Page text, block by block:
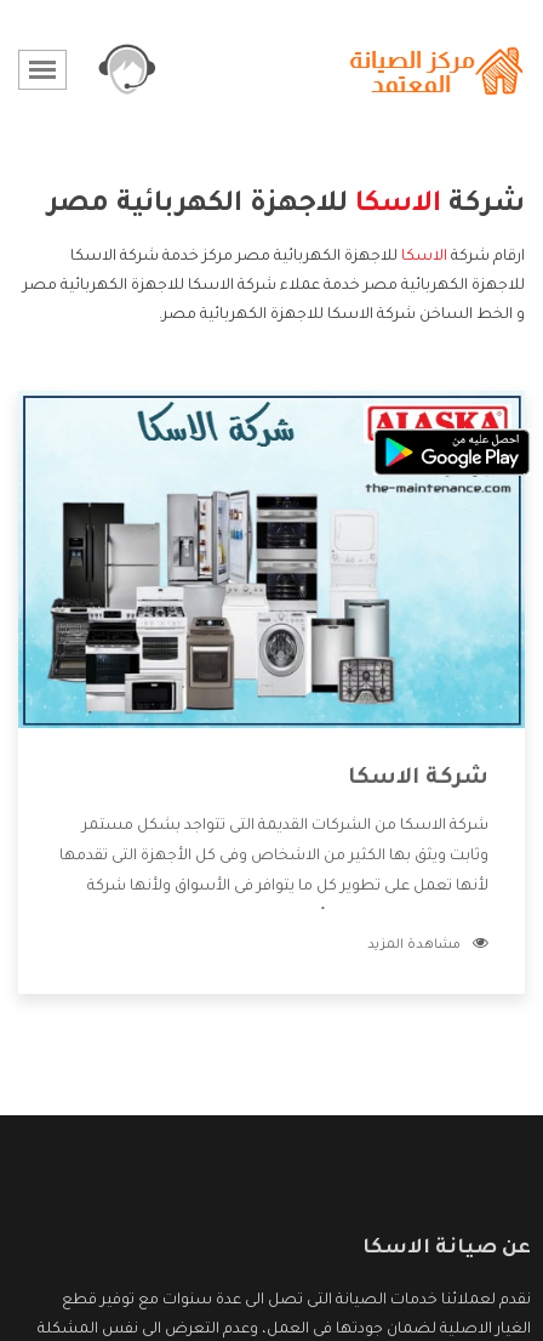
شركة الاسكا للاجهزة الكهربائية مصر
ارقام شركة الاسكا للاجهزة الكهربائية مصر مركز خدمة شركة الاسكا
للاجهزة الكهربائية مصر خدمة عملاء شركة الاسكا للاجهزة الكهربائية مصر
و الخط الساخن شركة الاسكا للاجهزة الكهربائية مصر.
شركة الاسكا
شركة الاسكا من الشركات القديمة التى تتواجد بشكل مستمر
وثابت ويثق بها الكثير من الاشخاص وفى كل الأجهزة التى تقدمها
لأنها تعمل على تطوير كل ما يتوافر فى الأسواق ولأنها شركة
وتقدم للعملاء أقوى العروض والخصومات التى تسهل على
مشاهدة المزيد
عن صيانة الاسكا
نقدم لعملائنا خدمات الصيانة التى تصل الى عدة سنوات مع توفير قطع
الغيار الاصلية لضمان جودتها فى العمل، وعدم التعرض الى نفس المشكلة